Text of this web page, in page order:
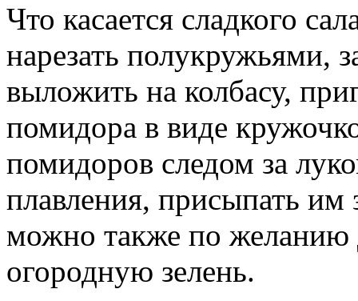
Что касается сладкого
нарезать полукружьями,
выложить на колбасу,
помидора в виде
помидоров следом за
плавления, присыпать им
можно также по желанию
огородную зелень.